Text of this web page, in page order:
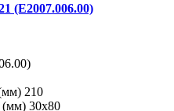
(E2007.006.00)
210
(мм) 30х80